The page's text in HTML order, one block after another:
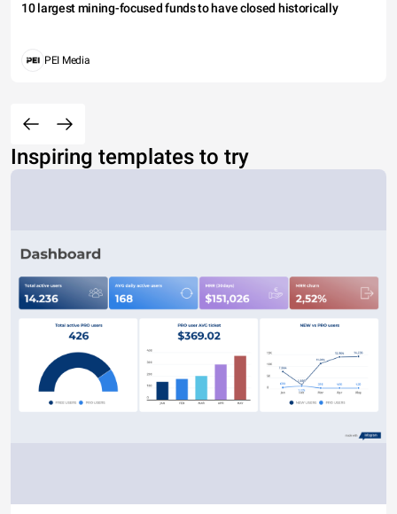
10 largest mining-focused funds to have closed historically
PEI Media
Inspiring templates to try